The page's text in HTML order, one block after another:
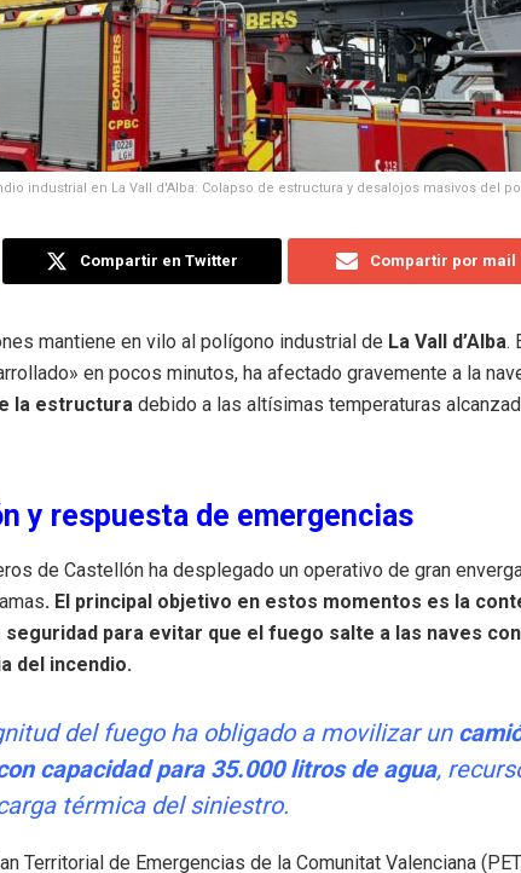
industrial en La Vall d'Alba: Colapso de estructura y desalojos masivos del
Compartir en Twitter Compartir por mail
mantiene en vilo al polígono industrial de La Vall d’Alba.
en pocos minutos, ha afectado gravemente a la
la estructura debido a las altísimas temperaturas
y respuesta de emergencias
de Castellón ha desplegado un operativo de gran
. El principal objetivo en estos momentos es la
para evitar que el fuego salte a las naves
del incendio.
del fuego ha obligado a movilizar un
capacidad para 35.000 litros de agua,
térmica del siniestro.
Territorial de Emergencias de la Comunitat Valenciana